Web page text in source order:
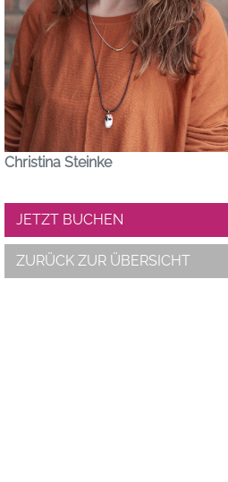
Christina Steinke
JETZT BUCHEN
ZURÜCK ZUR ÜBERSICHT